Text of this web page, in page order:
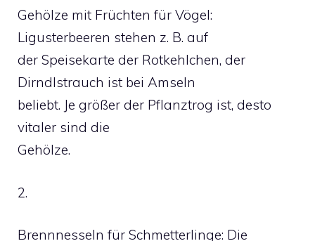
Gehölze mit Früchten für Vögel:
Ligusterbeeren stehen z. B. auf
der Speisekarte der Rotkehlchen, der
Dirndlstrauch ist bei Amseln
beliebt. Je größer der Pflanztrog ist, desto
vitaler sind die
Gehölze.
2.
Brennnesseln für Schmetterlinge: Die